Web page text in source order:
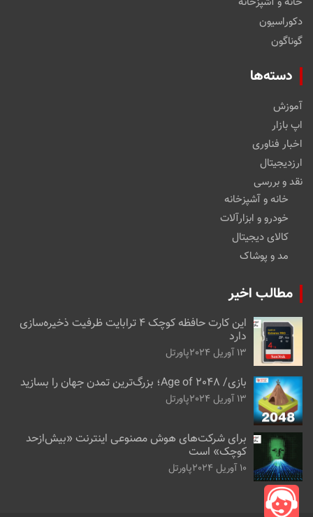
دکوراسیون
گوناگون
دسته‌ها
آموزش
اپ بازار
اخبار فناوری
ارزدیجیتال
نقد و بررسی
خانه و آشپزخانه
خودرو و ابزارآلات
کالای دیجیتال
مد و پوشاک
مطالب اخیر
این کارت حافظه کوچک ۴ ترابایت ظرفیت ذخیره‌سازی
دارد
13 آوریل 2024 پاورتل
بازی/ Age of 2048؛ بزرگ‌ترین تمدن جهان را بسازید
13 آوریل 2024 پاورتل
برای شرکت‌های هوش مصنوعی اینترنت «بیش‌از‌حد
کوچک» است
10 آوریل 2024 پاورتل